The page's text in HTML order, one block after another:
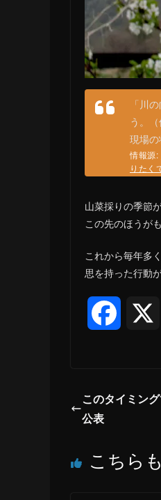
「川
う。
現場の
情報源:
りたく
山菜採りの季節
この先のほうが
これから毎年多
思を持った行動
このタイミン
公表
こちら